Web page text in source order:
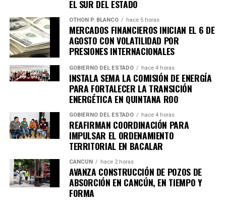
Recibe las noticias al instante
Únete al canal oficial de WhatsApp de
Quinto Poder y recibe las noticias más
importantes de Quintana Roo directamente
en tu teléfono.
Unirme al canal de WhatsApp
EL SUR DEL ESTADO
OTHON P. BLANCO hace 5 horas
MERCADOS FINANCIEROS INICIAN EL 6 DE
AGOSTO CON VOLATILIDAD POR
PRESIONES INTERNACIONALES
GOBIERNO DEL ESTADO hace 4 horas
INSTALA SEMA LA COMISIÓN DE ENERGÍA
PARA FORTALECER LA TRANSICIÓN
ENERGÉTICA EN QUINTANA ROO
GOBIERNO DEL ESTADO hace 4 horas
REAFIRMAN COORDINACIÓN PARA
IMPULSAR EL ORDENAMIENTO
TERRITORIAL EN BACALAR
CANCÚN hace 2 horas
AVANZA CONSTRUCCIÓN DE POZOS DE
ABSORCIÓN EN CANCÚN, EN TIEMPO Y
FORMA